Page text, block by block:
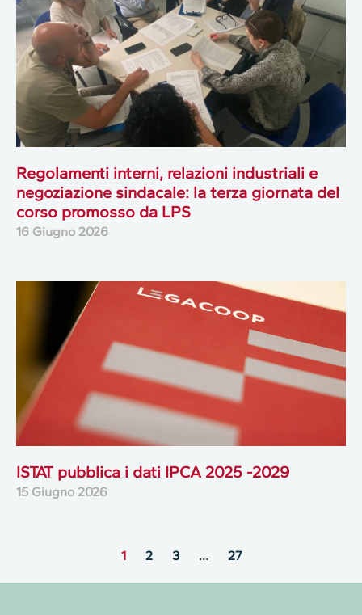
Regolamenti interni, relazioni industriali e
negoziazione sindacale: la terza giornata del
corso promosso da LPS
16 Giugno 2026
ISTAT pubblica i dati IPCA 2025 -2029
15 Giugno 2026
1 2 3 … 27